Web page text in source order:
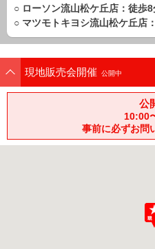
○ ローソン流山松ケ丘店：徒歩8
○ マツモトキヨシ流山松ケ丘店
現地販売会開催 公開中
公
10:00
事前に必ずお問
エリアから探す
路線から探す
マンション
エリアから探す
路線から探す
土 地